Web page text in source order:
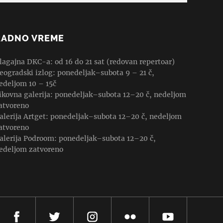
VREME
DKC-a: od 16 do 21 sat (redovan repertoar)
izlog: ponedeljak–subota 9 – 21 č,
10 – 15č
galerija: ponedeljak–subota 12–20 č, nedeljom
Artget: ponedeljak–subota 12–20 č, nedeljom
Podroom: ponedeljak–subota 12–20 č,
zatvoreno